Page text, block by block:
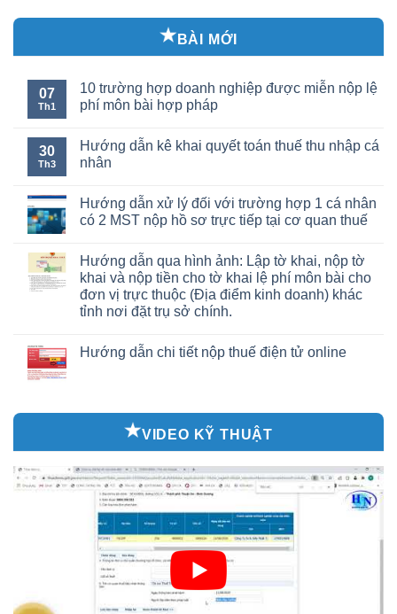
BÀI MỚI
07
Th1
10 trường hợp doanh nghiệp được miễn nộp lệ
phí môn bài hợp pháp
30
Th3
Hướng dẫn kê khai quyết toán thuế thu nhập cá
nhân
Hướng dẫn xử lý đối với trường hợp 1 cá nhân
có 2 MST nộp hồ sơ trực tiếp tại cơ quan thuế
Hướng dẫn qua hình ảnh: Lập tờ khai, nộp tờ
khai và nộp tiền cho tờ khai lệ phí môn bài cho
đơn vị trực thuộc (Địa điểm kinh doanh) khác
tỉnh nơi đặt trụ sở chính.
Hướng dẫn chi tiết nộp thuế điện tử online
VIDEO KỸ THUẬT